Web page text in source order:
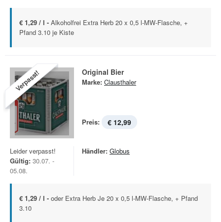
€ 1,29 / l - Alkoholfrei Extra Herb 20 x 0,5 l-MW-Flasche, +
Pfand 3.10 je Kiste
Verpasst! Original Bier
Marke: Clausthaler
Preis: € 12,99
Leider verpasst!
Gültig: 30.07. -
05.08.
Händler: Globus
€ 1,29 / l - oder Extra Herb Je 20 x 0,5 l-MW-Flasche, + Pfand
3.10